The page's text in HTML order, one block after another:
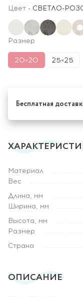
Цвет - СВЕТЛО-
Размер
20×20 25×25
Бесплатная
Материал
Вес
Длина, мм
Ширина, мм
Высота, мм
Размер
Страна
ОПИСАНИЕ